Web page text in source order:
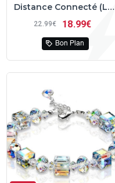
Distance Connecté (Lot
de 2)
22 99€ 18 99€
Bon Plan